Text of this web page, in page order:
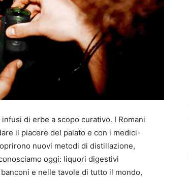
di erbe a scopo curativo. I Romani
il piacere del palato e con i medici-
nuovi metodi di distillazione,
oggi: liquori digestivi
e nelle tavole di tutto il mondo,